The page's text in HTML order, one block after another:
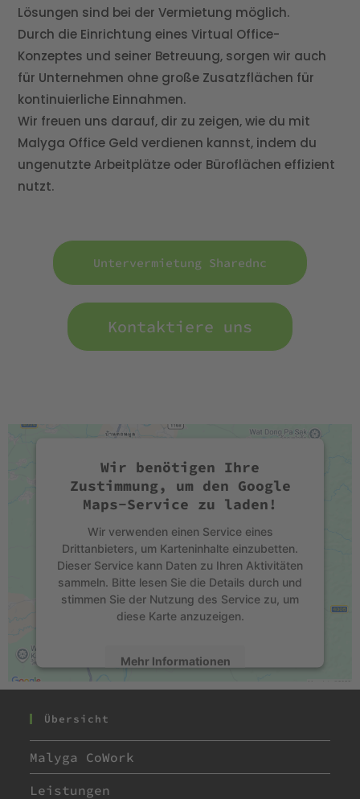
Lösungen sind bei der Vermietung möglich.
Durch die Einrichtung eines Virtual Office-
Konzeptes und seiner Betreuung, sorgen wir auch
für Unternehmen ohne große Zusatzflächen für
kontinuierliche Einnahmen.
Wir freuen uns darauf, dir zu zeigen, wie du mit
Malyga Office Geld verdienen kannst, indem du
ungenutzte Arbeitplätze oder Büroflächen effizient
nutzt.
Untervermietung Sharednc
Kontaktiere uns
Wir benötigen Ihre
Zustimmung, um den Google
Maps-Service zu laden!
Wir verwenden einen Service eines
Drittanbieters, um Karteninhalte einzubetten.
Dieser Service kann Daten zu Ihren Aktivitäten
sammeln. Bitte lesen Sie die Details durch und
stimmen Sie der Nutzung des Service zu, um
diese Karte anzuzeigen.
Mehr Informationen
Übersicht
Malyga CoWork
Leistungen